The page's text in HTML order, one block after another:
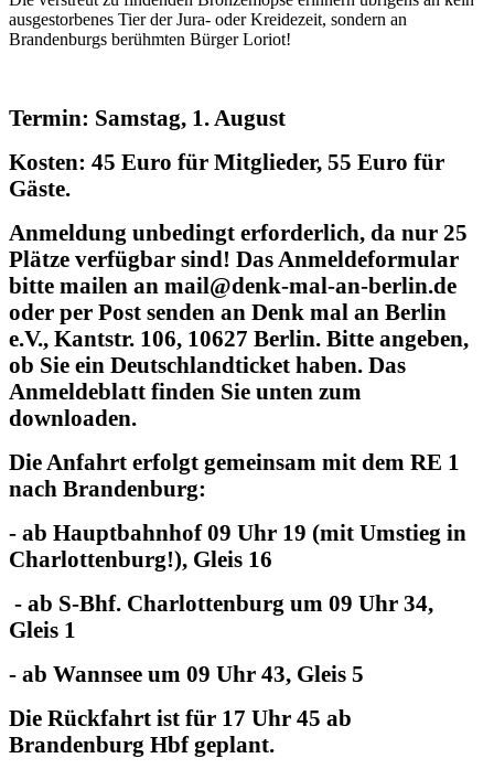
ausgestorbenes Tier der Jura- oder Kreidezeit, sondern an
Brandenburgs berühmten Bürger Loriot!
Termin: Samstag, 1. August
Kosten: 45 Euro für Mitglieder, 55 Euro für
Gäste.
Anmeldung unbedingt erforderlich, da nur 25
Plätze verfügbar sind! Das Anmeldeformular
bitte mailen an mail@denk-mal-an-berlin.de
oder per Post senden an Denk mal an Berlin
e.V., Kantstr. 106, 10627 Berlin. Bitte angeben,
ob Sie ein Deutschlandticket haben. Das
Anmeldeblatt finden Sie unten zum
downloaden.
Die Anfahrt erfolgt gemeinsam mit dem RE 1
nach Brandenburg:
- ab Hauptbahnhof 09 Uhr 19 (mit Umstieg in
Charlottenburg!), Gleis 16
- ab S-Bhf. Charlottenburg um 09 Uhr 34,
Gleis 1
- ab Wannsee um 09 Uhr 43, Gleis 5
Die Rückfahrt ist für 17 Uhr 45 ab
Brandenburg Hbf geplant.